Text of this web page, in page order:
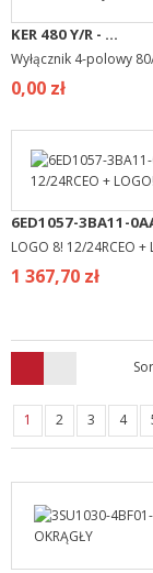
KER 480 Y/R - ...
Wyłącznik 4-polowy
0,00 zł
6ED1057-3BA11-
LOGO 8! 12/24RCEO +
1 367,70 zł
1 2 3 4